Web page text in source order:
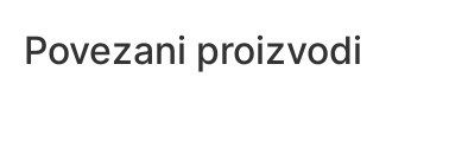
Povezani proizvodi